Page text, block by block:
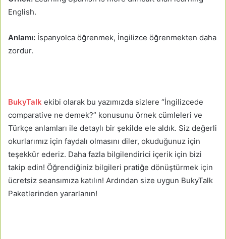
English.
Anlamı: İspanyolca öğrenmek, İngilizce öğrenmekten daha
zordur.
BukyTalk ekibi olarak bu yazımızda sizlere “İngilizcede
comparative ne demek?” konusunu örnek cümleleri ve
Türkçe anlamları ile detaylı bir şekilde ele aldık. Siz değerli
okurlarımız için faydalı olmasını diler, okuduğunuz için
teşekkür ederiz. Daha fazla bilgilendirici içerik için bizi
takip edin! Öğrendiğiniz bilgileri pratiğe dönüştürmek için
ücretsiz seansımıza katılın! Ardından size uygun BukyTalk
Paketlerinden yararlanın!